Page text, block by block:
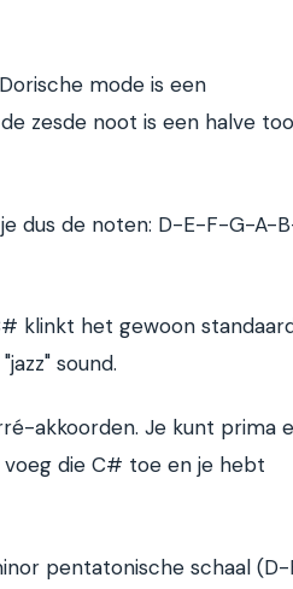
mode is een
zesde noot is een halve
je dus de noten: D-E-F-G-A-
klinkt het gewoon
sound.
akkoorden. Je kunt prima
die C# toe en je hebt
pentatonische schaal